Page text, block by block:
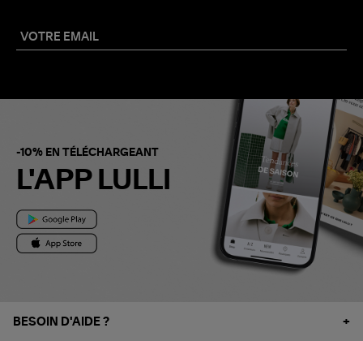
-10% EN TÉLÉCHARGEANT
L'APP LULLI
BESOIN D'AIDE ?